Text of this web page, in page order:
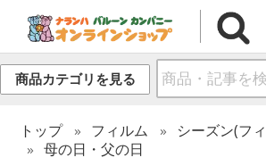
商品カテゴリを見る
トップ フィルム
シーズン(フ
母の日・父の日